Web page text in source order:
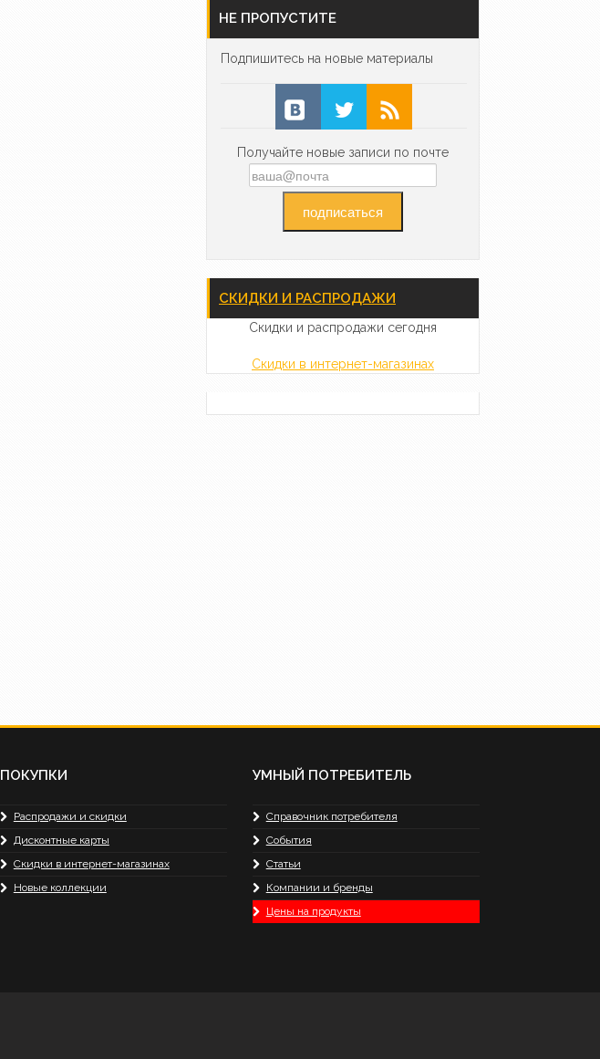
НЕ ПРОПУСТИТЕ
Подпишитесь на новые материалы
Получайте новые записи по почте
СКИДКИ И РАСПРОДАЖИ
Скидки и распродажи сегодня
Скидки в интернет-магазинах
ПОКУПКИ
Распродажи и скидки
Дисконтные карты
Скидки в интернет-магазинах
Новые коллекции
УМНЫЙ ПОТРЕБИТЕЛЬ
Справочник потребителя
События
Статьи
Компании и бренды
Цены на продукты